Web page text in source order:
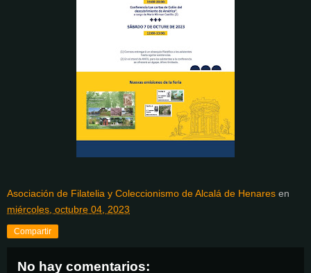
Asociación de Filatelia y Coleccionismo de Alcalá de Henares en
miércoles, octubre 04, 2023
Compartir
No hay comentarios: